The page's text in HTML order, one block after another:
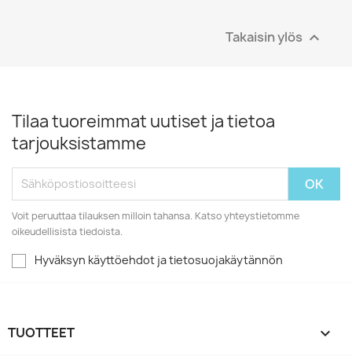
Takaisin ylös 
Tilaa tuoreimmat uutiset ja tietoa
tarjouksistamme
Voit peruuttaa tilauksen milloin tahansa. Katso yhteystietomme
oikeudellisista tiedoista.
Hyväksyn käyttöehdot ja tietosuojakäytännön
TUOTTEET 